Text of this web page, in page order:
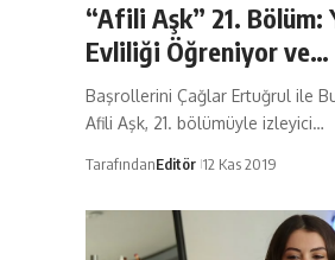
“Afili Aşk” 21. Bölüm:
Evliliği Öğreniyor ve…
Başrollerini Çağlar Ertuğrul ile
Afili Aşk, 21. bölümüyle izleyici…
TarafındanEditör 12 Kas 2019